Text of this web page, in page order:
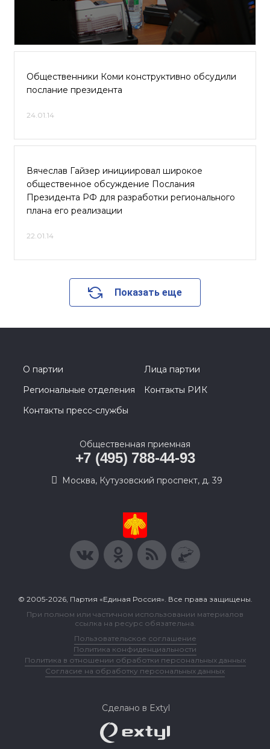
Общественники Коми конструктивно обсудили
послание президента
24.01.14
Вячеслав Гайзер инициировал широкое
общественное обсуждение Послания
Президента РФ для разработки регионального
плана его реализации
22.01.14
Показать еще
О партии
Лица партии
Региональные отделения
Контакты РИК
Контакты пресс-службы
Общественная приемная
+7 (495) 788-44-93
Москва, Кутузовский проспект, д. 39
© 2005-2026, Партия «Единая Россия». Все права защищены.
При полном или частичном использовании материалов
ссылка на ресурс обязательна.
Пользовательское соглашение
Политика конфиденциальности
Политика в отношении обработки персональных данных
Согласие на обработку персональных данных
Сделано в Extyl